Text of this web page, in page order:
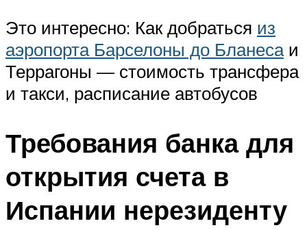
Это интересно: Как добраться из
аэропорта Барселоны до Бланесаи
Террагоны — стоимость трансфера
и такси, расписание автобусов
Требования банка для
открытия счета в
Испании нерезиденту